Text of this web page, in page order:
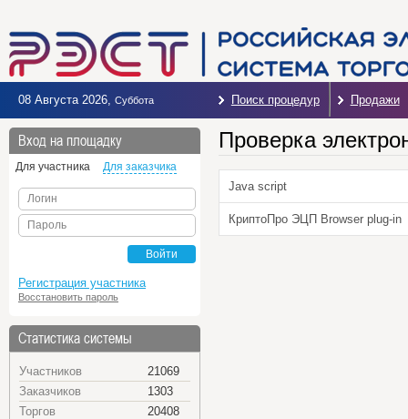
08 Августа 2026, Суббота Поиск процедур Продажи
Вход на площадку
Для участника Для заказчика
Логин
Пароль
Войти
Регистрация участника
Восстановить пароль
Статистика системы
Участников
21069
Заказчиков
1303
Торгов
20408
Проверка
Java script
КриптоПро ЭЦП Browser plug-in